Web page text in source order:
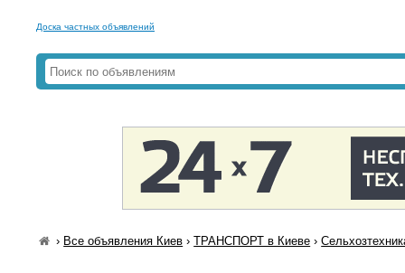
Доска частных объявлений
› Все объявления Киев ›ТРАНСПОРТ в Киеве ›